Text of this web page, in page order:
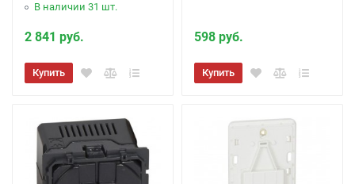
В наличии 31 шт.
2 841 руб.
Купить
598 руб.
Купить